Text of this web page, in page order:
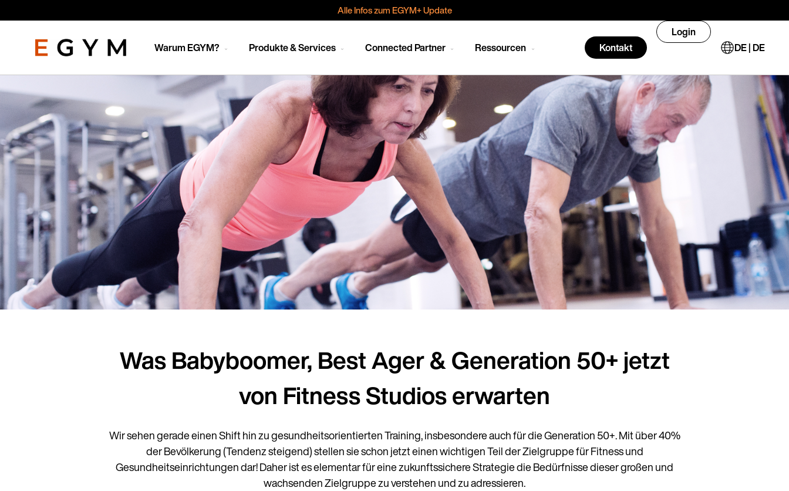
Inhalt
Alle Infos zum EGYM+ Update
Warum EGYM? Produkte & Services Connected Partner Ressourcen Kontakt
Login
DE | DE
Was Babyboomer, Best Ager & Generation 50+ jetzt
von Fitness Studios erwarten
Wir sehen gerade einen Shift hin zu gesundheitsorientierten Training, insbesondere auch für die Generation 50+. Mit über 40%
der Bevölkerung (Tendenz steigend) stellen sie schon jetzt einen wichtigen Teil der Zielgruppe für Fitness und
Gesundheitseinrichtungen dar! Daher ist es elementar für eine zukunftssichere Strategie die Bedürfnisse dieser großen und
wachsenden Zielgruppe zu verstehen und zu adressieren.